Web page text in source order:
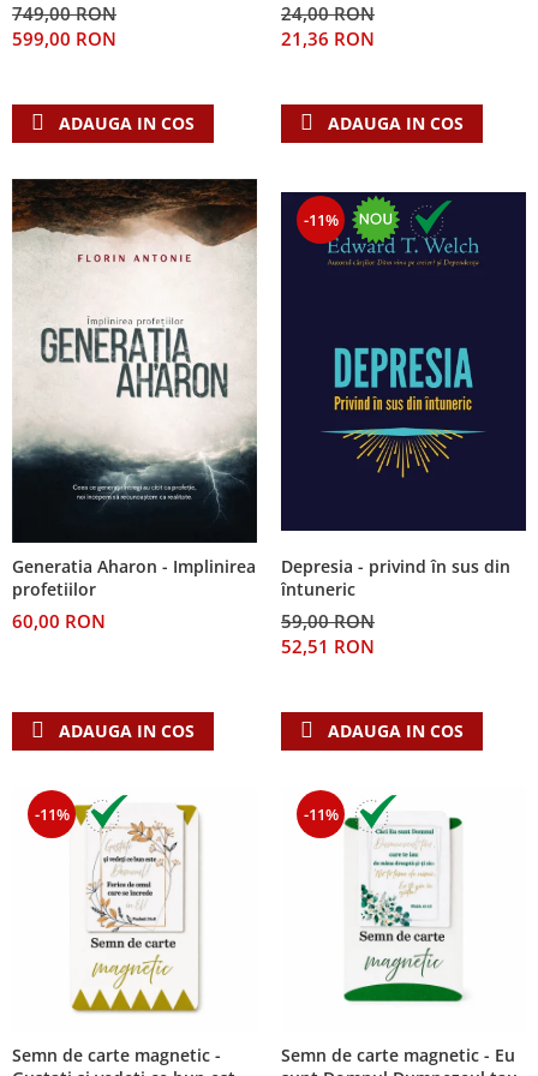
Teologie
Dogmatica
Misiune
Viata crestina
Contemporaneitate
Diverse
Lupta Spirituala
Schimbarea caracterului
Suferinta
Viata din belsug
Viata de zi cu zi
Despre afaceri
Dezvoltare personala
749,00 RON
599,00 RON
ADAUGA IN COS
24,00 RON
21,36 RON
ADAUGA IN COS
Generatia Aharon - Implinirea
profetiilor
60,00 RON
ADAUGA IN COS
-11%
Depresia - privind în sus din
întuneric
59,00 RON
52,51 RON
ADAUGA IN COS
-11%
Semn de carte magnetic -
-11%
Semn de carte magnetic - Eu